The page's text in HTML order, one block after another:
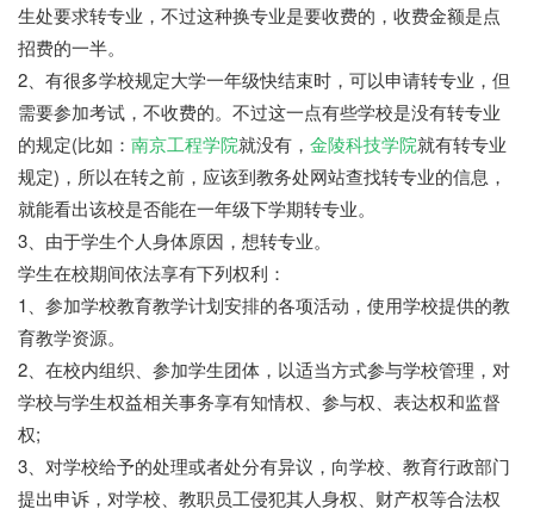
生处要求转专业，不过这种换专业是要收费的，收费金额是点
招费的一半。
2、有很多学校规定大学一年级快结束时，可以申请转专业，但
需要参加考试，不收费的。不过这一点有些学校是没有转专业
的规定(比如： 南京工程学院就没有， 金陵科技学院就有转专业
规定)，所以在转之前，应该到教务处网站查找转专业的信息，
就能看出该校是否能在一年级下学期转专业。
3、由于学生个人身体原因，想转专业。
学生在校期间依法享有下列权利：
1、参加学校教育教学计划安排的各项活动，使用学校提供的教
育教学资源。
2、在校内组织、参加学生团体，以适当方式参与学校管理，对
学校与学生权益相关事务享有知情权、参与权、表达权和监督
权;
3、对学校给予的处理或者处分有异议，向学校、教育行政部门
提出申诉，对学校、教职员工侵犯其人身权、财产权等合法权